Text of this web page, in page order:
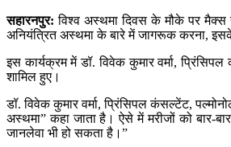
सहारनपुर: विश्व अस्थमा दिवस के मौके पर मैक्स
अनियंत्रित अस्थमा के बारे में जागरूक करना,
इस कार्यक्रम में डॉ. विवेक कुमार वर्मा,
शामिल हुए।
डॉ. विवेक कुमार वर्मा, प्रिंसिपल कंसल्टेंट,
अस्थमा” कहा जाता है। ऐसे में मरीजों को बार-
जानलेवा भी हो सकता है।”